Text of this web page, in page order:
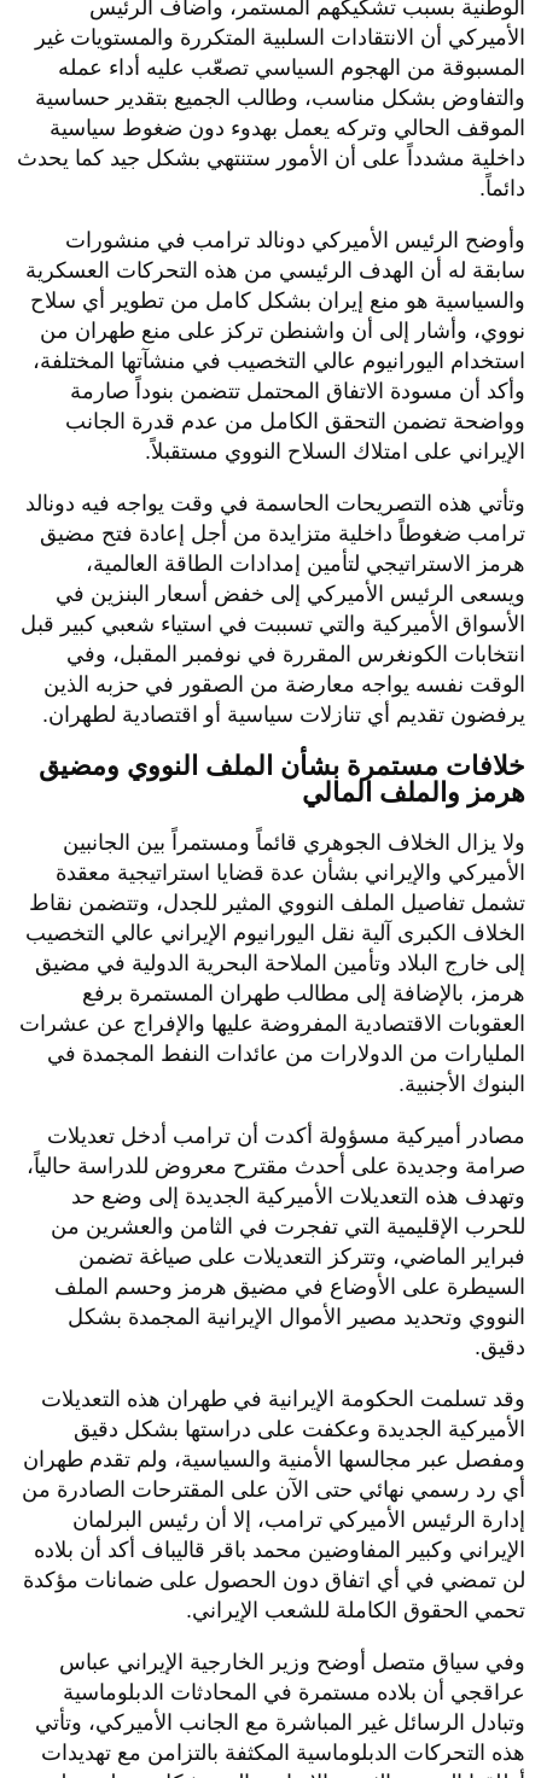
الوطنية بسبب تشكيكهم المستمر، وأضاف الرئيس
الأميركي أن الانتقادات السلبية المتكررة والمستويات غير
المسبوقة من الهجوم السياسي تصعّب عليه أداء عمله
والتفاوض بشكل مناسب، وطالب الجميع بتقدير حساسية
الموقف الحالي وتركه يعمل بهدوء دون ضغوط سياسية
داخلية مشدداً على أن الأمور ستنتهي بشكل جيد كما يحدث
دائماً.
​وأوضح الرئيس الأميركي دونالد ترامب في منشورات
سابقة له أن الهدف الرئيسي من هذه التحركات العسكرية
والسياسية هو منع إيران بشكل كامل من تطوير أي سلاح
نووي، وأشار إلى أن واشنطن تركز على منع طهران من
استخدام اليورانيوم عالي التخصيب في منشآتها المختلفة،
وأكد أن مسودة الاتفاق المحتمل تتضمن بنوداً صارمة
وواضحة تضمن التحقق الكامل من عدم قدرة الجانب
الإيراني على امتلاك السلاح النووي مستقبلاً.
​وتأتي هذه التصريحات الحاسمة في وقت يواجه فيه دونالد
ترامب ضغوطاً داخلية متزايدة من أجل إعادة فتح مضيق
هرمز الاستراتيجي لتأمين إمدادات الطاقة العالمية،
ويسعى الرئيس الأميركي إلى خفض أسعار البنزين في
الأسواق الأميركية والتي تسببت في استياء شعبي كبير قبل
انتخابات الكونغرس المقررة في نوفمبر المقبل، وفي
الوقت نفسه يواجه معارضة من الصقور في حزبه الذين
يرفضون تقديم أي تنازلات سياسية أو اقتصادية لطهران.
خلافات مستمرة بشأن الملف النووي ومضيق
هرمز والملف المالي
​ولا يزال الخلاف الجوهري قائماً ومستمراً بين الجانبين
الأميركي والإيراني بشأن عدة قضايا استراتيجية معقدة
تشمل تفاصيل الملف النووي المثير للجدل، وتتضمن نقاط
الخلاف الكبرى آلية نقل اليورانيوم الإيراني عالي التخصيب
إلى خارج البلاد وتأمين الملاحة البحرية الدولية في مضيق
هرمز، بالإضافة إلى مطالب طهران المستمرة برفع
العقوبات الاقتصادية المفروضة عليها والإفراج عن عشرات
المليارات من الدولارات من عائدات النفط المجمدة في
البنوك الأجنبية.
​مصادر أميركية مسؤولة أكدت أن ترامب أدخل تعديلات
صرامة وجديدة على أحدث مقترح معروض للدراسة حالياً،
وتهدف هذه التعديلات الأميركية الجديدة إلى وضع حد
للحرب الإقليمية التي تفجرت في الثامن والعشرين من
فبراير الماضي، وتتركز التعديلات على صياغة تضمن
السيطرة على الأوضاع في مضيق هرمز وحسم الملف
النووي وتحديد مصير الأموال الإيرانية المجمدة بشكل
دقيق.
​وقد تسلمت الحكومة الإيرانية في طهران هذه التعديلات
الأميركية الجديدة وعكفت على دراستها بشكل دقيق
ومفصل عبر مجالسها الأمنية والسياسية، ولم تقدم طهران
أي رد رسمي نهائي حتى الآن على المقترحات الصادرة من
إدارة الرئيس الأميركي ترامب، إلا أن رئيس البرلمان
الإيراني وكبير المفاوضين محمد باقر قاليباف أكد أن بلاده
لن تمضي في أي اتفاق دون الحصول على ضمانات مؤكدة
تحمي الحقوق الكاملة للشعب الإيراني.
​وفي سياق متصل أوضح وزير الخارجية الإيراني عباس
عراقجي أن بلاده مستمرة في المحادثات الدبلوماسية
وتبادل الرسائل غير المباشرة مع الجانب الأميركي، وتأتي
هذه التحركات الدبلوماسية المكثفة بالتزامن مع تهديدات